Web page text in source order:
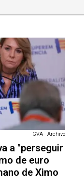
GVA - Archivo
a "perseguir
de euro
de Ximo